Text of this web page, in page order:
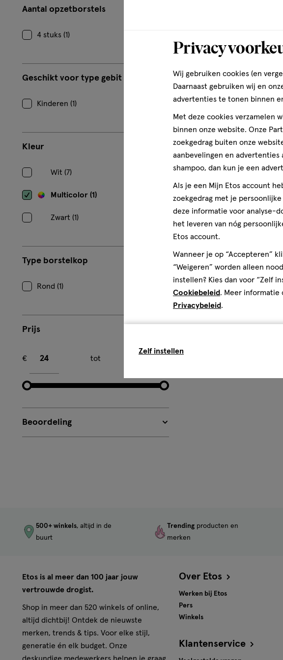
Aantal opzetborstels
4 stuks (1)
Geschikt voor type gebit
Kinderen (1)
Kleur
Wit (7)
Multicolor (1)
Zwart (1)
Type borstelkop
Rond (1)
Prijs
€
tot
Maximum bedrag
Beoordeling
500+ winkels, altijd in de
buurt
Trending producten en
merken
Etos is al meer dan 100 jaar jouw
vertrouwde drogist.
Shop in meer dan 520 winkels of online,
altijd dichtbij! Ontdek de nieuwste
merken, trends & tips. Voor elke stijl,
generatie én elk budget. Onze
Over Etos
Werken bij Etos
Pers
Winkels
Klantenservice
Privacy
Wij gebruiken cookies (en
Daarnaast gebruiken wij en
advertenties te tonen binnen
Met deze cookies verzamelen
binnen onze website. Onze
zoekgedrag buiten onze
aanbevelingen en advertenties
shampoo, dan kun je een
Als je een Mijn Etos account
zoekgedrag met je
deze informatie voor analyse-
het leveren van nóg
Etos account.
Wanneer je op “Accepteren”
“Weigeren” worden alleen
instellen? Kies dan voor “Zelf
Cookiebeleid. Meer informatie
Privacybeleid.
Zelf instellen